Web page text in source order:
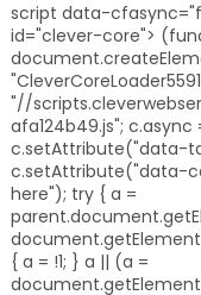
script data-
id="clever-core">
"//
afa124b49.js";
c.setAttribute("data-
c.setAttribute("data-
here"); try { a =
{ a = !1; } a || (a =